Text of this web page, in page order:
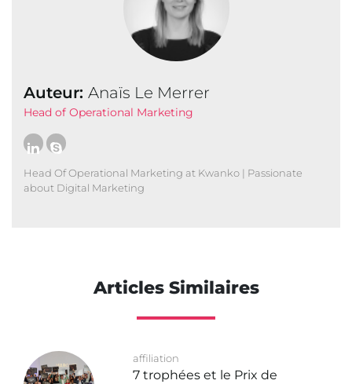
Auteur: Anaïs Le Merrer
Head of Operational Marketing
Head Of Operational Marketing at Kwanko | Passionate
about Digital Marketing
Articles Similaires
affiliation
7 trophées et le Prix de